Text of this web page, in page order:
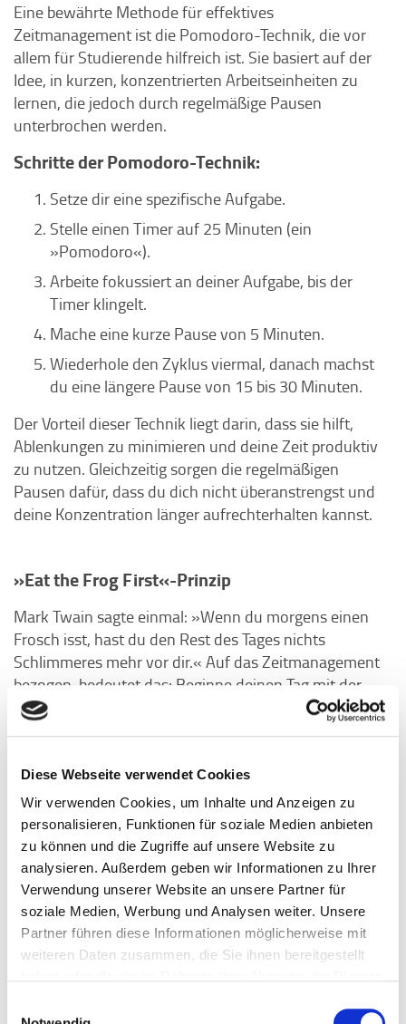
Diese Webseite verwendet Cookies
Wir verwenden Cookies, um Inhalte und Anzeigen zu
personalisieren, Funktionen für soziale Medien anbieten
zu können und die Zugriffe auf unsere Website zu
analysieren. Außerdem geben wir Informationen zu Ihrer
Verwendung unserer Website an unsere Partner für
soziale Medien, Werbung und Analysen weiter. Unsere
Partner führen diese Informationen möglicherweise mit
weiteren Daten zusammen, die Sie ihnen bereitgestellt
Eine bewährte Methode für effektives
Zeitmanagement ist die Pomodoro-Technik, die vor
allem für Studierende hilfreich ist. Sie basiert auf der
Idee, in kurzen, konzentrierten Arbeitseinheiten zu
lernen, die jedoch durch regelmäßige Pausen
unterbrochen werden.
Schritte der Pomodoro-Technik:
Setze dir eine spezifische Aufgabe.
Stelle einen Timer auf 25 Minuten (ein
»Pomodoro«).
Arbeite fokussiert an deiner Aufgabe, bis der
Timer klingelt.
Mache eine kurze Pause von 5 Minuten.
Wiederhole den Zyklus viermal, danach machst
du eine längere Pause von 15 bis 30 Minuten.
Der Vorteil dieser Technik liegt darin, dass sie hilft,
Ablenkungen zu minimieren und deine Zeit produktiv
zu nutzen. Gleichzeitig sorgen die regelmäßigen
Pausen dafür, dass du dich nicht überanstrengst und
deine Konzentration länger aufrechterhalten kannst.
»Eat the Frog First«-Prinzip
Mark Twain sagte einmal: »Wenn du morgens einen
Frosch isst, hast du den Rest des Tages nichts
Schlimmeres mehr vor dir.« Auf das Zeitmanagement
bezogen, bedeutet das: Beginne deinen Tag mit der
Aufgabe, die dir am meisten Widerstand bereitet oder
die am unangenehmsten ist. Der psychologische
unangenehme oder schwierige Aufgaben
aufzuschieben, was zu Stress und Prokrastination
führt. Indem du den »Frosch« gleich zu Beginn des
Tages isst, gewinnst du Selbstvertrauen und
Motivation für den Rest des Tages.
Intrinsische Motivation
Eine der größten Herausforderungen beim Zeit- und
aufrechtzuerhalten. Intrinsische Motivation – also der